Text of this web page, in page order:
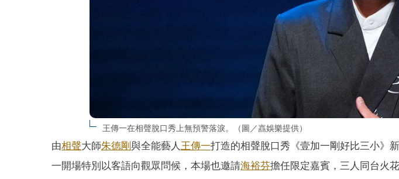
王傳一在相聲脫口秀上無預警落淚。（圖／嚞娛樂提供）
由相聲大師朱德剛與全能藝人 王傳一打造的相聲脫口秀《壹加一剛好比三小》
一開場特別以客語向觀眾問候，本場也邀請海裕芬擔任限定嘉賓，三人同台火